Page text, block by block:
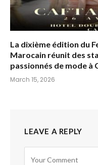
La dixième édition du
Marocain réunit des
passionnés de mode à
March 15, 2026
LEAVE A REPLY